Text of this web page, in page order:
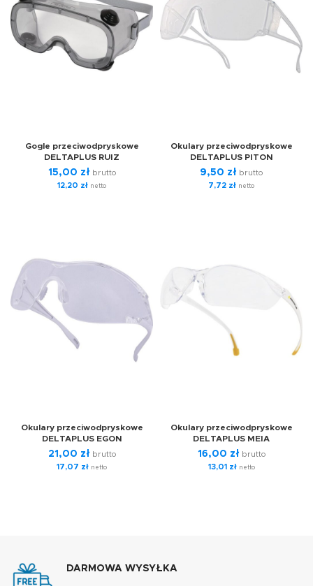
Gogle przeciwodpryskowe
DELTAPLUS RUIZ
15,00 zł brutto
12,20 zł netto
Okulary przeciwodpryskowe
DELTAPLUS PITON
9,50 zł brutto
7,72 zł netto
Okulary przeciwodpryskowe
DELTAPLUS EGON
21,00 zł brutto
17,07 zł netto
Okulary przeciwodpryskowe
DELTAPLUS MEIA
16,00 zł brutto
13,01 złnetto
DARMOWA WYSYŁKA